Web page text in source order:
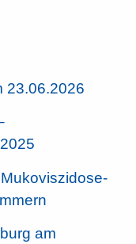
23.06.2026
am